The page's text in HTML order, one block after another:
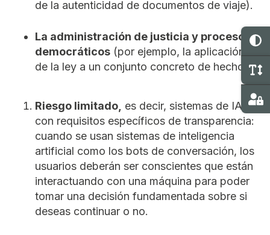
de la autenticidad de documentos de viaje).
La administración de justicia y procesos
democráticos (por ejemplo, la aplicación
de la ley a un conjunto concreto de hechos).
Riesgo limitado, es decir, sistemas de IA
con requisitos específicos de transparencia:
cuando se usan sistemas de inteligencia
artificial como los bots de conversación, los
usuarios deberán ser conscientes que están
interactuando con una máquina para poder
tomar una decisión fundamentada sobre si
deseas continuar o no.